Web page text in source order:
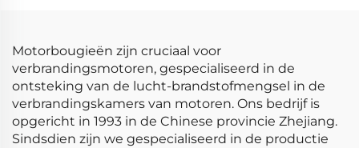
Motorbougieën zijn cruciaal voor
verbrandingsmotoren, gespecialiseerd in de
ontsteking van de lucht-brandstofmengsel in de
verbrandingskamers van motoren. Ons bedrijf is
opgericht in 1993 in de Chinese provincie Zhejiang.
Sindsdien zijn we gespecialiseerd in de productie